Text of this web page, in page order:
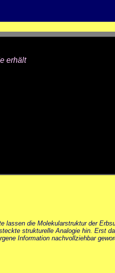
erhält
lassen die Molekularstruktur der
strukturelle Analogie hin. Erst
Information nachvollziehbar